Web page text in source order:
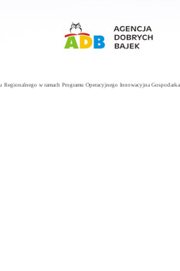
w ramach Programu Operacyjnego Innowacyjna